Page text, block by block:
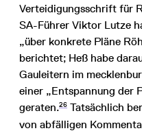
Verteidigungsschrift für
SA-Führer Viktor Lutze
„über konkrete Pläne
berichtet; Heß habe
Gauleitern im
einer „Entspannung der
geraten.26 Tatsächlich
von abfälligen